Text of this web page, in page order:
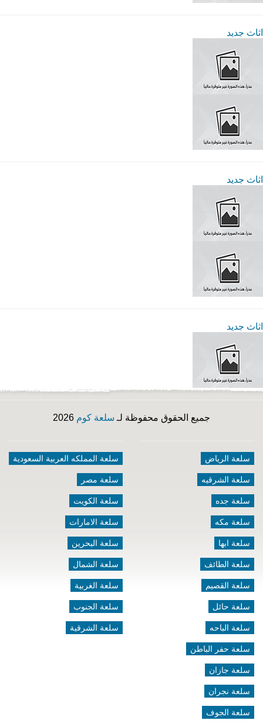
اثاث جديد
اثاث جديد
اثاث جديد
جميع الحقوق محفوظة لـ سلعة كوم
سلعة الرياض
سلعة الشرقيه
سلعة جده
سلعة مكه
سلعة ابها
سلعة الطائف
سلعة القصيم
سلعة حائل
سلعة الباحه
سلعة حفر الباطن
سلعة جازان
سلعة نجران
سلعة الجوف
سلعة المملكه العربية السعودية
سلعة مصر
سلعة الكويت
سلعة الامارات
سلعة البحرين
سلعة الشمال
سلعة الغربية
سلعة الجنوب
سلعة الشرقية